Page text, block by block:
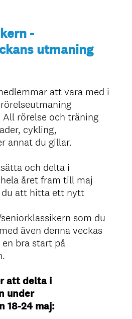
-
utmaning
att vara med i
All rörelse och träning
cykling,
annat du gillar.
och delta i
året fram till maj
du att hitta ett nytt
som du
även denna veckas
bra start på
att delta i
under
18-24 maj: